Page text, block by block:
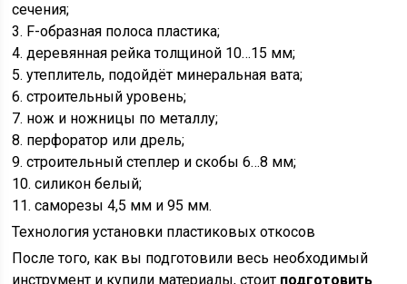
сечения;
3. F-образная полоса пластика;
4. деревянная рейка толщиной 10…15 мм;
5. утеплитель, подойдёт минеральная вата;
6. строительный уровень;
7. нож и ножницы по металлу;
8. перфоратор или дрель;
9. строительный степлер и скобы 6…8 мм;
10. силикон белый;
11. саморезы 4,5 мм и 95 мм.
Технология установки пластиковых откосов
После того, как вы подготовили весь необходимый
инструмент и купили материалы, стоит подготовить